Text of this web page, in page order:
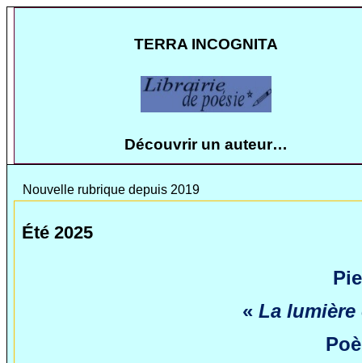
TERRA INCOGNITA
Découvrir un auteur…
Nouvelle rubrique depuis 2019
Été 2025
« La lumière